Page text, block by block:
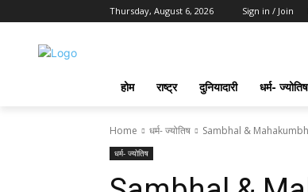
Thursday, August 6, 2026 Sign in / Join
होम राष्ट्र दुनियादारी धर्म- ज्योतिष
Home धर्म- ज्योतिष Sambhal & Mahakumbh
धर्म- ज्योतिष